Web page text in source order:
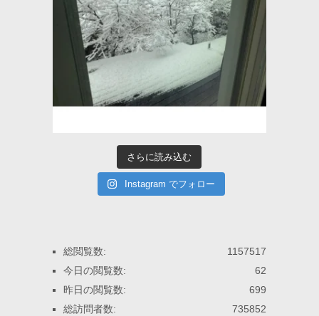
さらに読み込む
Instagram でフォロー
1157517
総閲覧数:
62
今日の閲覧数:
699
昨日の閲覧数:
735852
総訪問者数: